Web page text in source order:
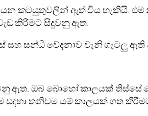
කටයුතුවලින් ඈත් විය හැකියි. එම
කිරීමට සිදුවනු ඇත.
සන්ධි වේදනාව වැනි ගැටලු ඇති
ඇත. ඔබ බොහෝ කාලයක් තිස්සේ
සඳහා තනිවම යම් කාලයක් ගත